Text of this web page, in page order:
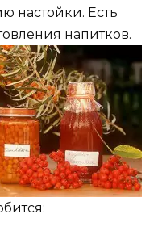
настойки. Есть
напитков.